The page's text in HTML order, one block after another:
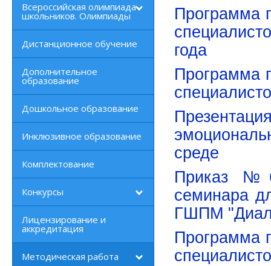
Всероссийская олимпиада
школьников. Олимпиады
Дистанционное обучение
Дополнительное
образование
Дошкольное образование
Инклюзивное образование
Комплектование
Конкурсы
Лицензирование и
аккредитация
Методическая работа
Программа
года
Программа
среде
Приказ
семинара
ГШПМ
Программа